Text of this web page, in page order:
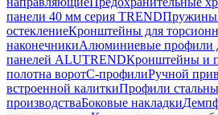
панели 40 мм серия TRENDПружины
остеклениеКронштейны для
наконечникиАлюминиевые профили
панелей ALUTRENDКронштейны и
полотна воротС-профилиРучной
встроенной калиткиПрофили
производстваБоковые накладки